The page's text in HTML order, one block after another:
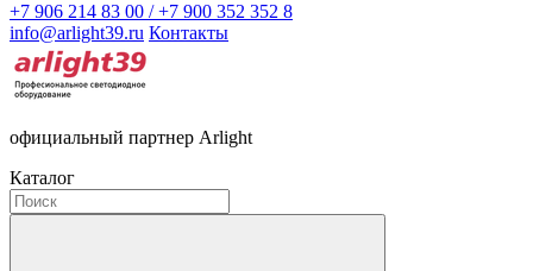
+7 906 214 83 00 / +7 900 352 352 8
info@arlight39.ru Контакты
официальный партнер Arlight
Каталог